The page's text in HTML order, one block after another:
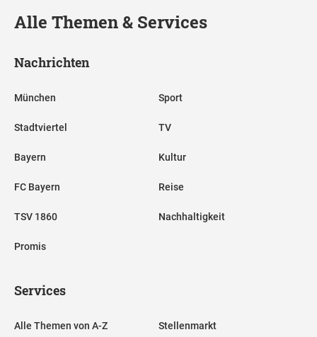
Alle Themen & Services
Nachrichten
München
Stadtviertel
Bayern
FC Bayern
TSV 1860
Promis
Sport
TV
Kultur
Reise
Nachhaltigkeit
Services
Alle Themen von A-Z Stellenmarkt